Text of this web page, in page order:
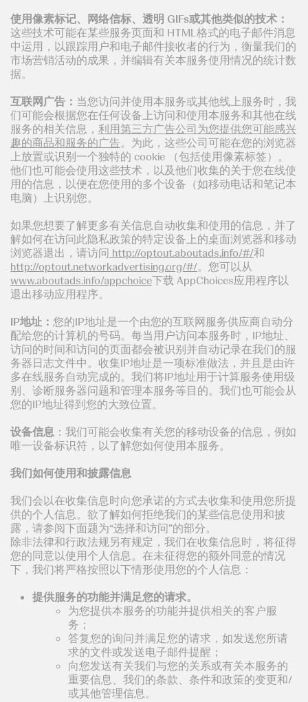
使用像素标记、网络信标、透明 GIFs或其他类似的技术：
这些技术可能在某些服务页面和 HTML格式的电子邮件消息
中运用，以跟踪用户和电子邮件接收者的行为，衡量我们的
市场营销活动的成果，并编辑有关本服务使用情况的统计数
据。
互联网广告： 当您访问并使用本服务或其他线上服务时，我
们可能会根据您在任何设备上访问和使用本服务和其他在线
服务的相关信息， 利用第三方广告公司为您提供您可能感兴
趣的商品和服务的广告。为此，这些公司可能在您的浏览器
上放置或识别一个独特的 cookie （包括使用像素标签）。
他们也可能会使用这些技术，以及他们收集的关于您在线使
用的信息，以便在您使用的多个设备（如移动电话和笔记本
电脑）上识别您。
如果您想要了解更多有关信息自动收集和使用的信息，并了
解如何在访问此隐私政策的特定设备上的桌面浏览器和移动
浏览器退出，请访问 http://optout.aboutads.info/#/和
http://optout.networkadvertising.org/#/。您可以从
www.aboutads.info/appchoice下载 AppChoices应用程序以
退出移动应用程序。
IP地址： 您的IP地址是一个由您的互联网服务供应商自动分
配给您的计算机的号码。每当用户访问本服务时，IP地址、
访问的时间和访问的页面都会被识别并自动记录在我们的服
务器日志文件中。收集IP地址是一项标准做法，并且是由许
多在线服务自动完成的。我们将IP地址用于计算服务使用级
别、诊断服务器问题和管理本服务等目的。我们也可能会从
您的IP地址得到您的大致位置。
设备信息 ：我们可能会收集有关您的移动设备的信息，例如
唯一设备标识符，以了解您如何使用本服务。
我们如何使用和披露信息
我们会以在收集信息时向您承诺的方式去收集和使用您所提
供的个人信息。欲了解如何拒绝我们的某些信息使用和披
露，请参阅下面题为“选择和访问”的部分。
除非法律和行政法规另有规定，我们在收集信息时，将征得
您的同意以使用个人信息。在未征得您的额外同意的情况
下，我们将严格按照以下情形使用您的个人信息：
提供服务的功能并满足您的请求。
为您提供本服务的功能并提供相关的客户服
务；
答复您的询问并满足您的请求，如发送您所请
求的文件或发送电子邮件提醒；
向您发送有关我们与您的关系或有关本服务的
重要信息、我们的条款、条件和政策的变更和/
或其他管理信息。